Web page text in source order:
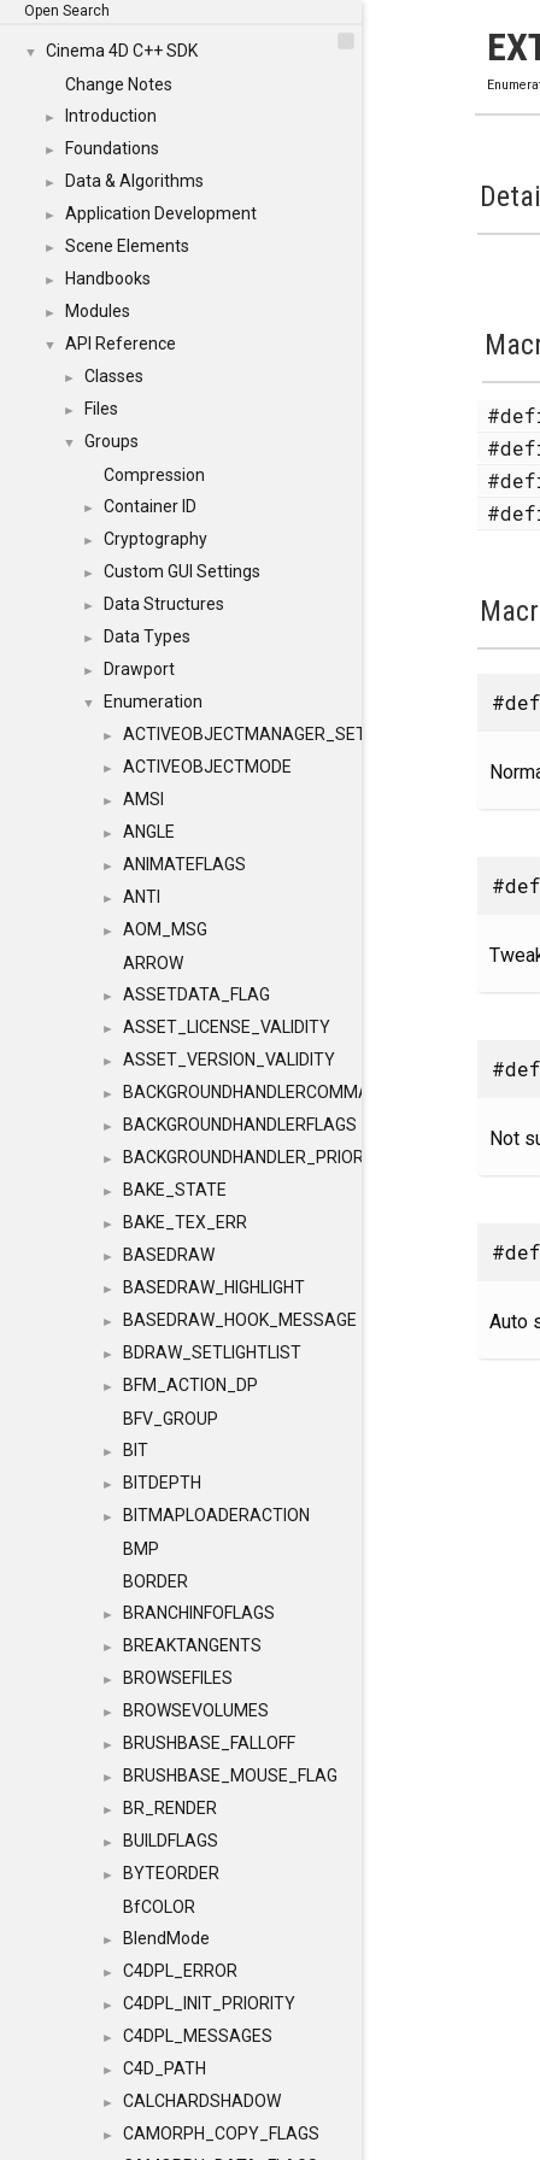
Open Search
▼
Cinema 4D C++ SDK
Change Notes
► Introduction
► Foundations
► Data & Algorithms
► Application Development
► Scene Elements
► Handbooks
► Modules
▼ API Reference
► Classes
► Files
▼
Groups
Compression
► Container ID
► Cryptography
► Custom GUI Settings
► Data Structures
► Data Types
► Drawport
▼ Enumeration
► ACTIVEOBJECTMANAGER_SETOBJECTS
► ACTIVEOBJECTMODE
► AMSI
► ANGLE
► ANIMATEFLAGS
► ANTI
►
AOM_MSG
ARROW
► ASSETDATA_FLAG
► ASSET_LICENSE_VALIDITY
► ASSET_VERSION_VALIDITY
► BACKGROUNDHANDLERCOMMAND
► BACKGROUNDHANDLERFLAGS
► BACKGROUNDHANDLER_PRIORITY
► BAKE_STATE
► BAKE_TEX_ERR
► BASEDRAW
► BASEDRAW_HIGHLIGHT
► BASEDRAW_HOOK_MESSAGE
► BDRAW_SETLIGHTLIST
►
BFM_ACTION_DP
BFV_GROUP
► BIT
► BITDEPTH
►
BITMAPLOADERACTION
BMP
BORDER
► BRANCHINFOFLAGS
► BREAKTANGENTS
► BROWSEFILES
► BROWSEVOLUMES
► BRUSHBASE_FALLOFF
► BRUSHBASE_MOUSE_FLAG
► BR_RENDER
► BUILDFLAGS
►
BYTEORDER
BfCOLOR
► BlendMode
► C4DPL_ERROR
► C4DPL_INIT_PRIORITY
► C4DPL_MESSAGES
► C4D_PATH
► CALCHARDSHADOW
►
CAMORPH_COPY_FLAGS
Not
Auto